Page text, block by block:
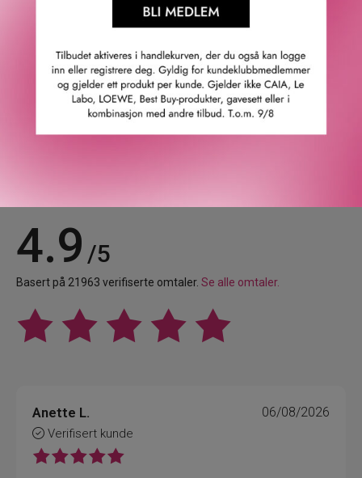
* Value calculated according to ISO 16128-1 and ISO
16128-2 standards.
GTIN: 3274872454460
Leverandørs artikkelnummer: 15107602003
4.9 /5
Basert på 21963 verifiserte omtaler. Se alle omtaler.
Anette L.
Verifisert kunde
06/08/2026